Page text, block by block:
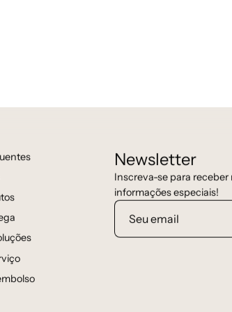
Newsletter
Inscreva-se para
informações especiais!